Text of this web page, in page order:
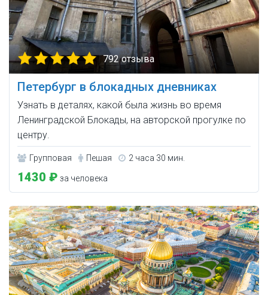
792 отзыва
Петербург в блокадных дневниках
Узнать в деталях, какой была жизнь во время
Ленинградской Блокады, на авторской прогулке по
центру.
Групповая Пешая 2 часа 30 мин.
1430 ₽ за человека